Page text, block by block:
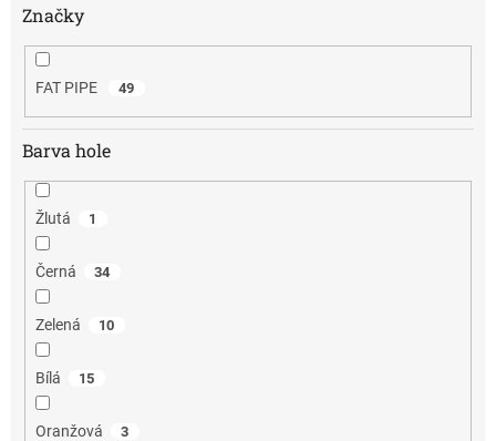
Značky
FAT PIPE 49
Barva hole
Žlutá 1
Černá 34
Zelená 10
Bílá 15
Oranžová 3